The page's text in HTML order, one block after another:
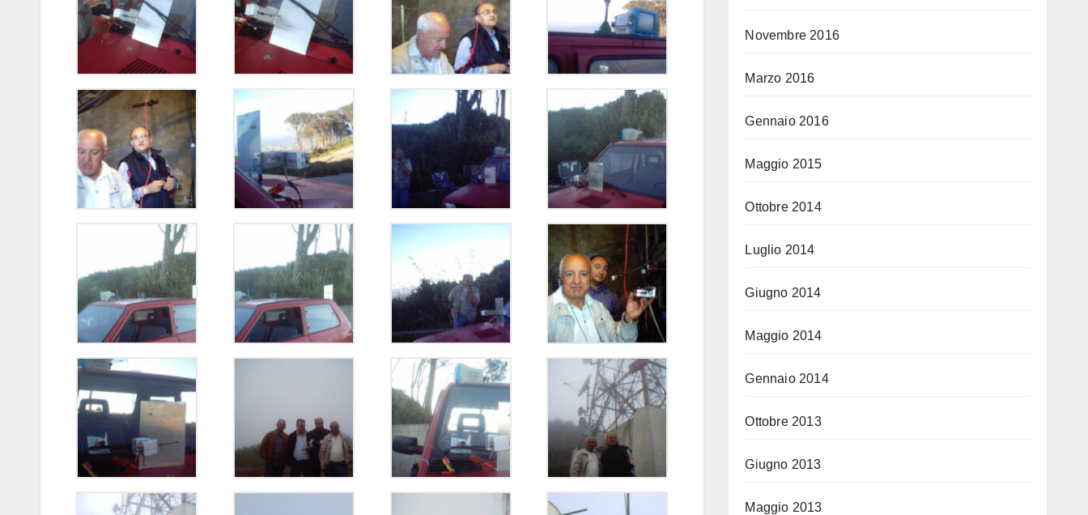
Novembre 2016
Marzo 2016
Gennaio 2016
Maggio 2015
Ottobre 2014
Luglio 2014
Giugno 2014
Maggio 2014
Gennaio 2014
Ottobre 2013
Giugno 2013
Maggio 2013